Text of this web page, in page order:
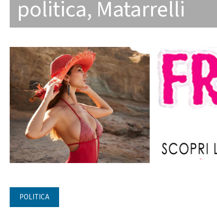
politica, Matarrelli
POLITICA